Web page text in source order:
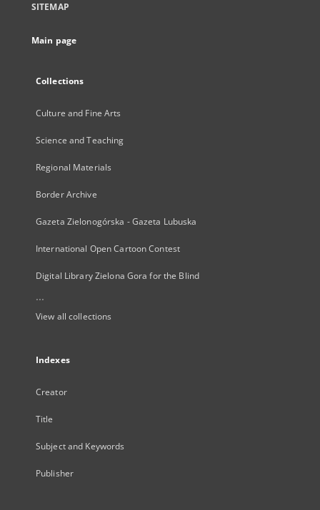
SITEMAP
Main page
Collections
Culture and Fine Arts
Science and Teaching
Regional Materials
Border Archive
Gazeta Zielonogórska - Gazeta Lubuska
International Open Cartoon Contest
Digital Library Zielona Gora for the Blind
...
View all collections
Indexes
Creator
Title
Subject and Keywords
Publisher